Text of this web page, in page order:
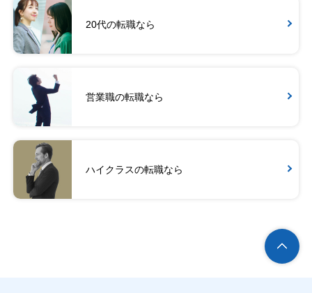
20代の転職なら
営業職の転職なら
ハイクラスの転職なら